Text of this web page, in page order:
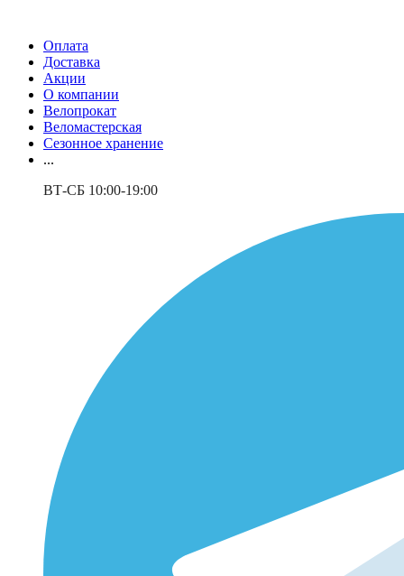
Оплата
Доставка
Акции
О компании
Велопрокат
Веломастерская
Сезонное хранение
...
ВТ-СБ 10:00-19:00